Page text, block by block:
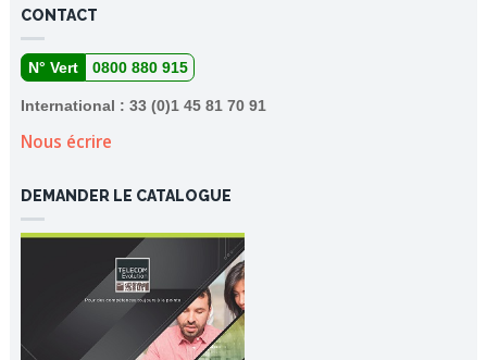
CONTACT
N° Vert 0800 880 915
International : 33 (0)1 45 81 70 91
Nous écrire
DEMANDER LE CATALOGUE